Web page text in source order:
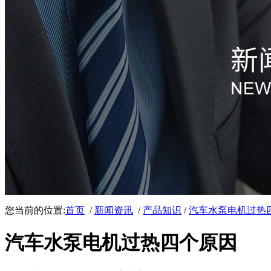
您当前的位置:首页 / 新闻资讯 / 产品知识 /汽车水泵电机过热
汽车水泵电机过热四个原因